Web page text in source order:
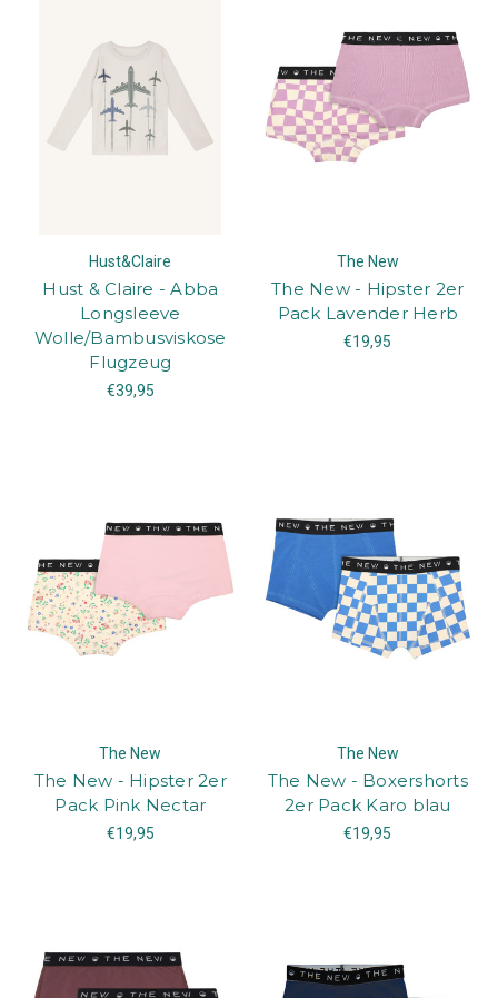
Hust&Claire
Hust & Claire - Abba
Longsleeve
Wolle/Bambusviskose
Flugzeug
€39,95
The New
The New - Hipster 2er
Pack Lavender Herb
€19,95
The New
The New - Hipster 2er
Pack Pink Nectar
€19,95
The New
The New - Boxershorts
2er Pack Karo blau
€19,95